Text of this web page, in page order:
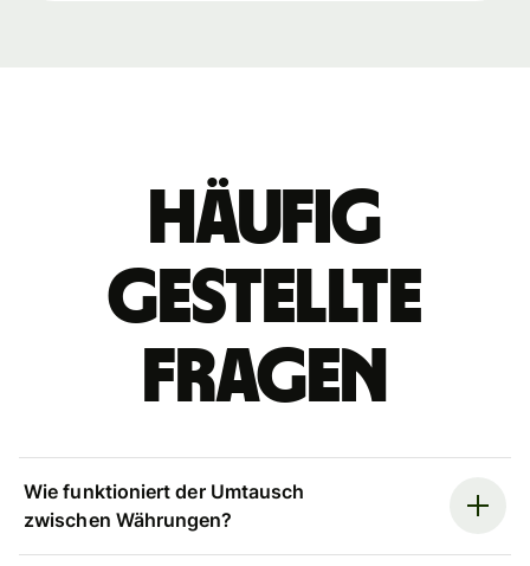
Häufig
gestellte
Fragen
Wie funktioniert der Umtausch
zwischen Währungen?